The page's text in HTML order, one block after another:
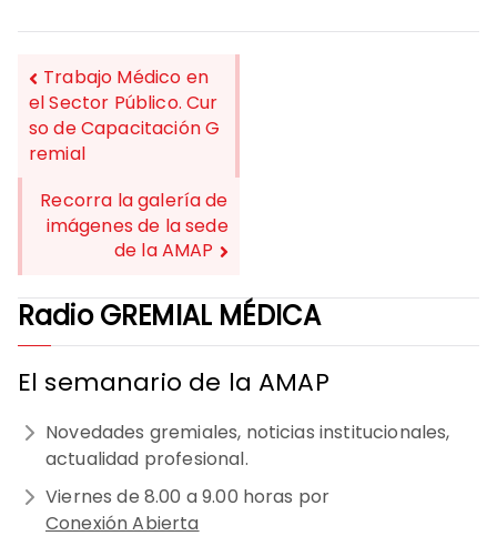
NAVEGACIÓN
DE
ENTRADAS
Trabajo Médico en
el Sector Público. Cur
so de Capacitación G
remial
Recorra la galería de
imágenes de la sede
de la AMAP
Radio GREMIAL MÉDICA
El semanario de la AMAP
Novedades gremiales, noticias institucionales,
actualidad profesional.
Viernes de 8.00 a 9.00 horas por
Conexión Abierta